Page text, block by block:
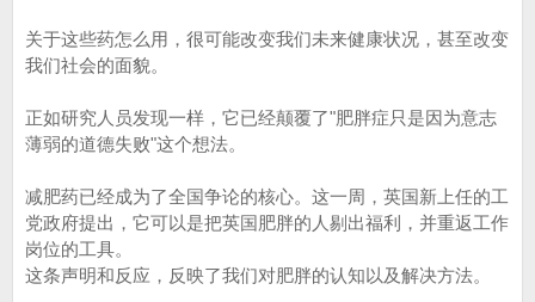
关于这些药怎么用，很可能改变我们未来健康状况，甚至改变
我们社会的面貌。
正如研究人员发现一样，它已经颠覆了"肥胖症只是因为意志
薄弱的道德失败"这个想法。
减肥药已经成为了全国争论的核心。这一周，英国新上任的工
党政府提出，它可以是把英国肥胖的人剔出福利，并重返工作
岗位的工具。
这条声明和反应，反映了我们对肥胖的认知以及解决方法。